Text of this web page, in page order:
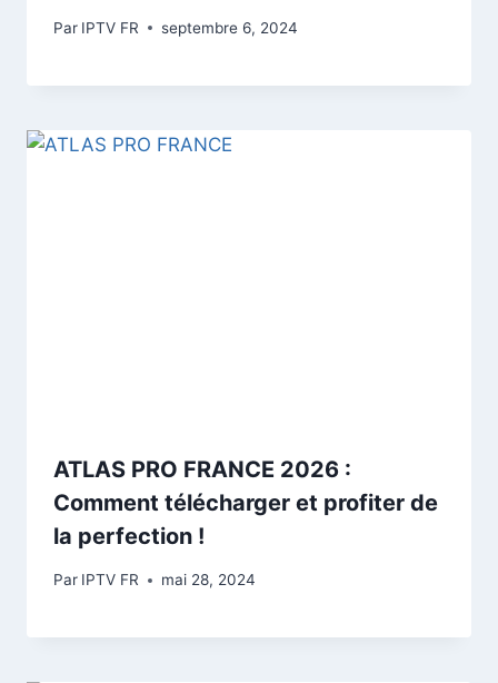
Par IPTV FR septembre 6, 2024
ATLAS PRO FRANCE 2026 :
Comment télécharger et profiter de
la perfection !
Par IPTV FR mai 28, 2024